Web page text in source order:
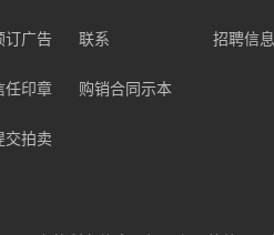
订广告
任印章
交拍卖
联系
购销合同示本
招聘信息